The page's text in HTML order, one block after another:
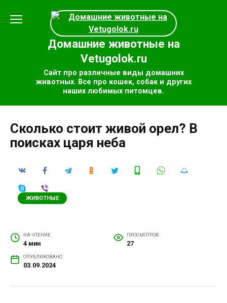
содержанию
Домашние животные на
Vetugolok.ru
Сайт про различные виды домашних
животных. Все про кошек, собак и других
наших любимых питомцев.
Сколько стоит живой орел? В
поисках царя неба
ЖИВОТНЫЕ
НА ЧТЕНИЕ
4 мин
ПРОСМОТРОВ
27
ОПУБЛИКОВАНО
03.09.2024